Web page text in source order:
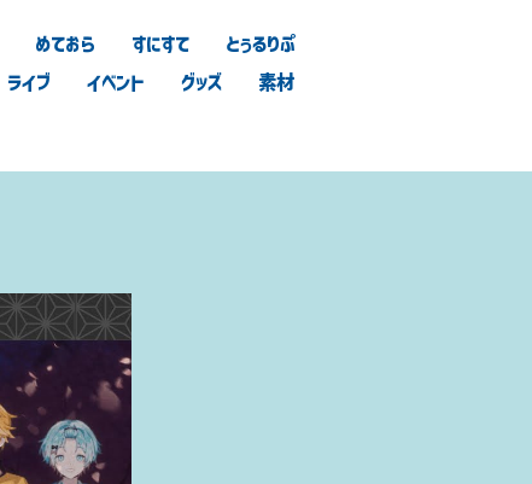
めておら すにすて
とぅるりぷ
ライブ イベント グッズ 素材